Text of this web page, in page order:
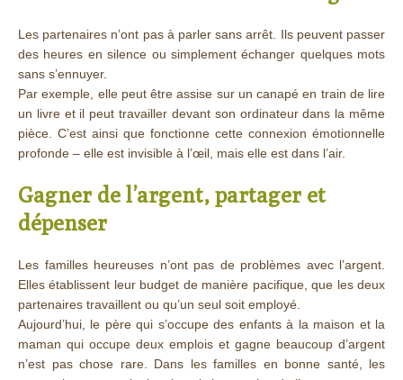
Les partenaires n’ont pas à parler sans arrêt. Ils peuvent passer
des heures en silence ou simplement échanger quelques mots
sans s’ennuyer.
Par exemple, elle peut être assise sur un canapé en train de lire
un livre et il peut travailler devant son ordinateur dans la même
pièce. C’est ainsi que fonctionne cette connexion émotionnelle
profonde – elle est invisible à l’œil, mais elle est dans l’air.
Gagner de l’argent, partager et
dépenser
Les familles heureuses n’ont pas de problèmes avec l’argent.
Elles établissent leur budget de manière pacifique, que les deux
partenaires travaillent ou qu’un seul soit employé.
Aujourd’hui, le père qui s’occupe des enfants à la maison et la
maman qui occupe deux emplois et gagne beaucoup d’argent
n’est pas chose rare. Dans les familles en bonne santé, les